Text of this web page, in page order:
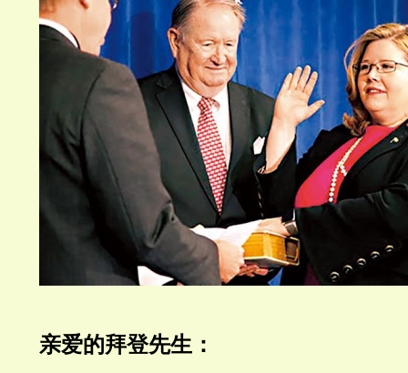
亲爱的拜登先生：